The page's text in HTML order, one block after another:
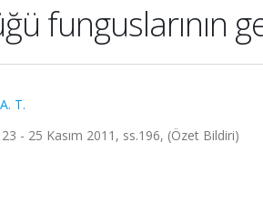
funguslarının
T.
- 25 Kasım 2011, ss.196, (Özet Bildiri)